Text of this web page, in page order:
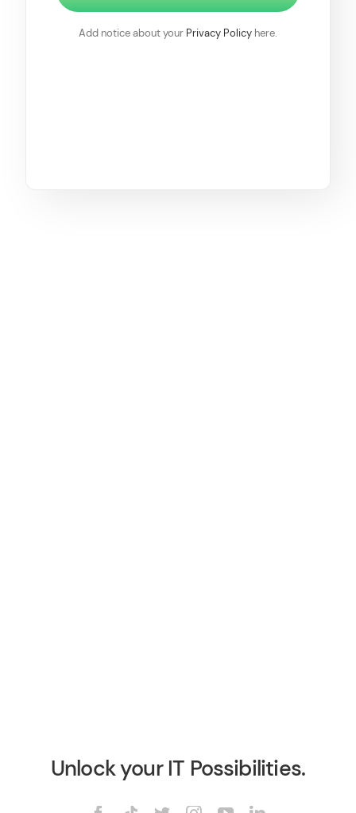
Add notice about your Privacy Policy here.
Unlock your IT Possibilities.